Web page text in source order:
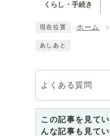
くらし・手続き
現在位置 ホーム
あしあと
よくある質問
この記事を見て
んな記事も見て